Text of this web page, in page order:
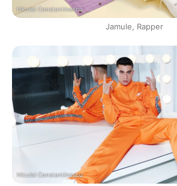
Niculai Constantinescu
Jamule, Rapper
Niculai Constantinescu